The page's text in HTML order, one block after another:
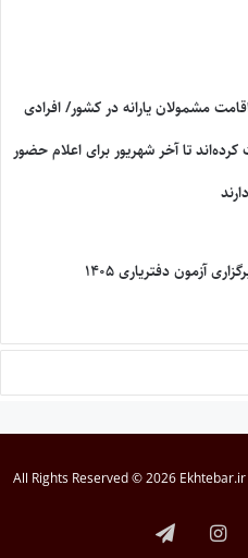
اقامت مشمولان یارانه در کشور/ افرادی
تا آخر شهریور برای اعلام حضور
آزمون دفتریاری ۱۴۰۵
All Rights Reserved © 2026 Ekhtebar.ir